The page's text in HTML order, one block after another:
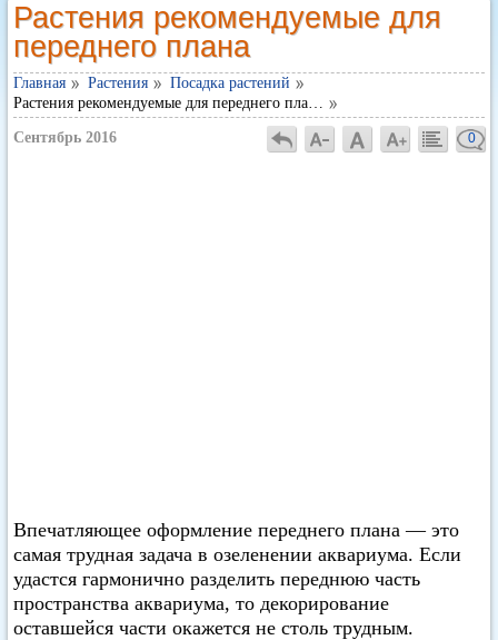
Растения рекомендуемые для
переднего плана
Главная Растения
Посадка растений
Растения рекомендуемые для переднего пла…
Сентябрь 2016 0
Впечатляющее оформление переднего плана — это
самая трудная задача в озеленении аквариума. Если
удастся гармонично разделить переднюю часть
пространства аквариума, то декорирование
оставшейся части окажется не столь трудным.